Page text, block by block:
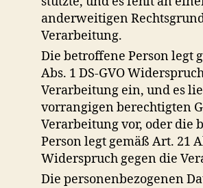
anderweitigen
Verarbeitung.
Die betroffene Person legt
Abs. 1 DS-GVO
Verarbeitung ein, und es
vorrangigen berechtigten
Verarbeitung vor, oder die
Person legt gemäß Art. 21
Widerspruch gegen die
Die personenbezogenen